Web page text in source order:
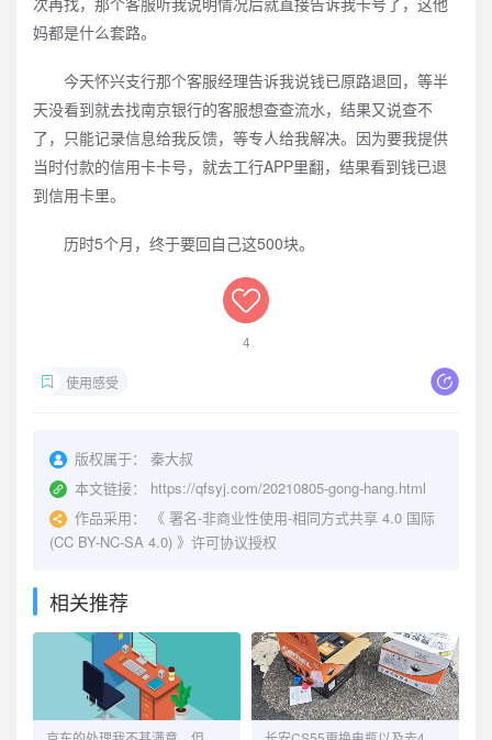
妈都是什么套路。
今天怀兴支行那个客服经理告诉我说钱已原路退回，等半
天没看到就去找南京银行的客服想查查流水，结果又说查不
了，只能记录信息给我反馈，等专人给我解决。因为要我提供
当时付款的信用卡卡号，就去工行APP里翻，结果看到钱已退
到信用卡里。
历时5个月，终于要回自己这500块。
4
使用感受
版权属于：
秦大叔
本文链接：
https://qfsyj.com/20210805-gong-hang.html
作品采用：
《 署名-非商业性使用-相同方式共享 4.0 国际
(CC BY-NC-SA 4.0) 》许可协议授权
相关推荐